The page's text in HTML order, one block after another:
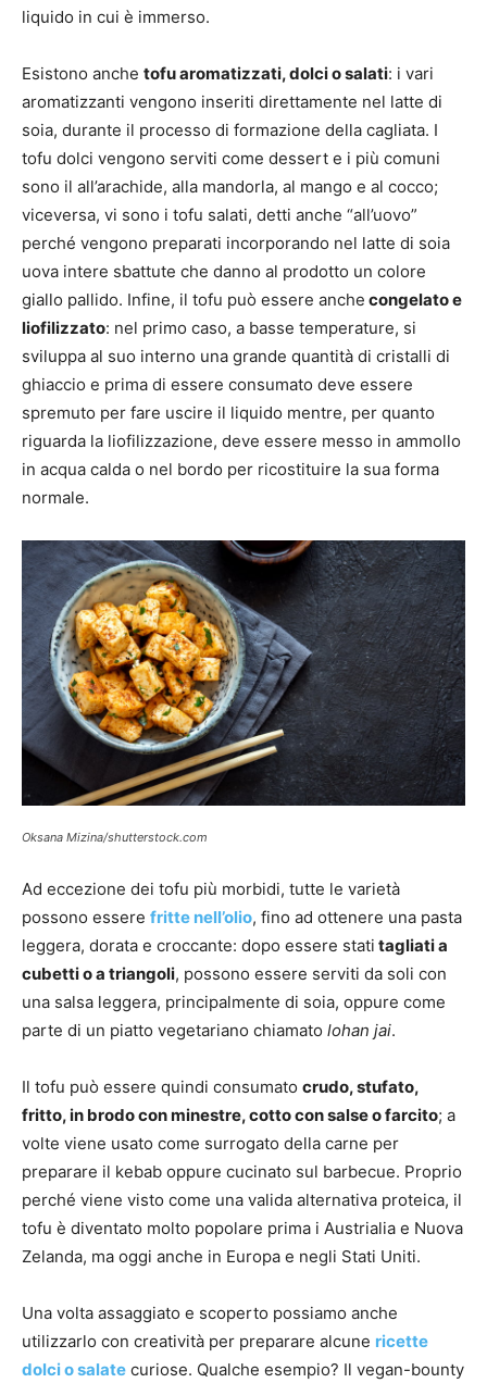
liquido in cui è immerso.
Esistono anche tofu aromatizzati, dolci o salati: i vari
aromatizzanti vengono inseriti direttamente nel latte di
soia, durante il processo di formazione della cagliata. I
tofu dolci vengono serviti come dessert e i più comuni
sono il all’arachide, alla mandorla, al mango e al cocco;
viceversa, vi sono i tofu salati, detti anche “all’uovo”
perché vengono preparati incorporando nel latte di soia
uova intere sbattute che danno al prodotto un colore
giallo pallido. Infine, il tofu può essere anche congelato e
liofilizzato: nel primo caso, a basse temperature, si
sviluppa al suo interno una grande quantità di cristalli di
ghiaccio e prima di essere consumato deve essere
spremuto per fare uscire il liquido mentre, per quanto
riguarda la liofilizzazione, deve essere messo in ammollo
in acqua calda o nel bordo per ricostituire la sua forma
normale.
Oksana Mizina/shutterstock.com
Ad eccezione dei tofu più morbidi, tutte le varietà
possono essere fritte nell’olio, fino ad ottenere una pasta
leggera, dorata e croccante: dopo essere stati tagliati a
cubetti o a triangoli, possono essere serviti da soli con
una salsa leggera, principalmente di soia, oppure come
parte di un piatto vegetariano chiamato lohan jai.
Il tofu può essere quindi consumato crudo, stufato,
fritto, in brodo con minestre, cotto con salse o farcito; a
volte viene usato come surrogato della carne per
preparare il kebab oppure cucinato sul barbecue. Proprio
perché viene visto come una valida alternativa proteica, il
tofu è diventato molto popolare prima i Austrialia e Nuova
Zelanda, ma oggi anche in Europa e negli Stati Uniti.
Una volta assaggiato e scoperto possiamo anche
utilizzarlo con creatività per preparare alcune ricette
dolci o salate curiose. Qualche esempio? Il vegan-bounty